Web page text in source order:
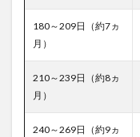
180～209日（約7ヵ
月）
210～239日（約8ヵ
月）
240～269日（約9ヵ